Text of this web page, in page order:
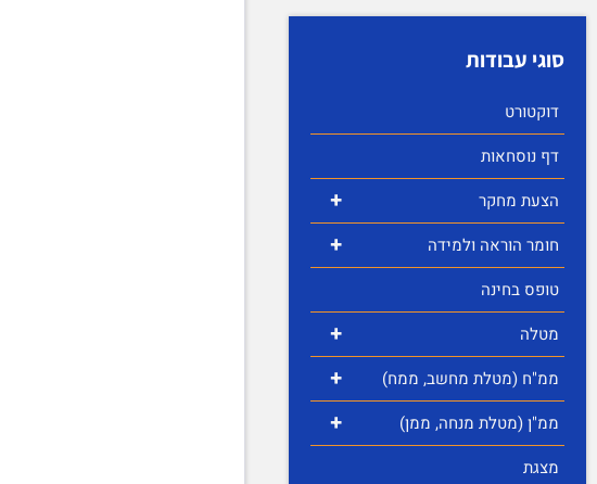
סוגי עבודות
דוקטורט
דף נוסחאות
+ הצעת מחקר
+
חומר הוראה ולמידה
טופס בחינה
+ מטלה
+ ממ"ח (מטלת מחשב, ממח)
+
ממ"ן (מטלת מנחה, ממן)
מצגת